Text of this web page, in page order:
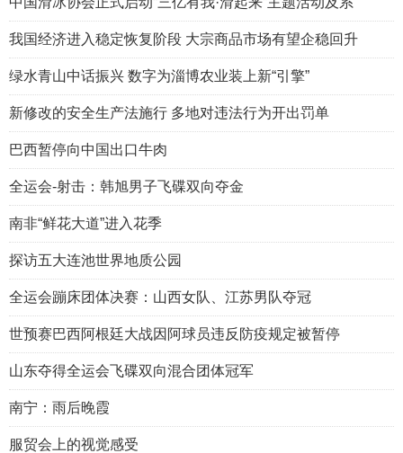
我国经济进入稳定恢复阶段 大宗商品市场有望企稳回升
绿水青山中话振兴 数字为淄博农业装上新“引擎”
新修改的安全生产法施行 多地对违法行为开出罚单
巴西暂停向中国出口牛肉
全运会-射击：韩旭男子飞碟双向夺金
南非“鲜花大道”进入花季
探访五大连池世界地质公园
全运会蹦床团体决赛：山西女队、江苏男队夺冠
世预赛巴西阿根廷大战因阿球员违反防疫规定被暂停
山东夺得全运会飞碟双向混合团体冠军
南宁：雨后晚霞
服贸会上的视觉感受